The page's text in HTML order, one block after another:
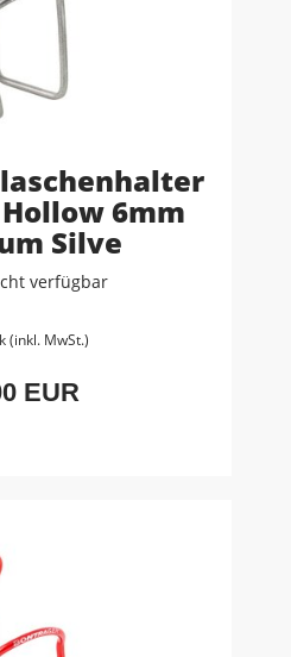
6mm
Silve
verfügbar
(inkl. MwSt.)
EUR